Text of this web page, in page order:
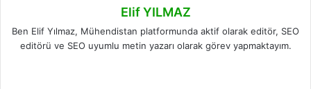
Elif YILMAZ
Ben Elif Yılmaz, Mühendistan platformunda aktif olarak editör, SEO
editörü ve SEO uyumlu metin yazarı olarak görev yapmaktayım.